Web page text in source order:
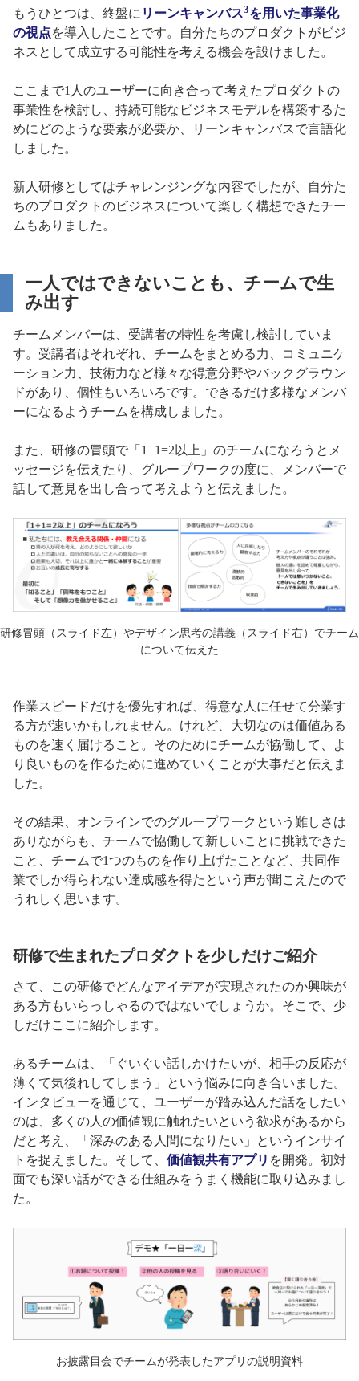
もうひとつは、終盤に リーンキャンバス3を用いた事業化
の視点を導入したことです。自分たちのプロダクトがビジ
ネスとして成立する可能性を考える機会を設けました。
ここまで1人のユーザーに向き合って考えたプロダクトの
事業性を検討し、持続可能なビジネスモデルを構築するた
めにどのような要素が必要か、リーンキャンバスで言語化
しました。
新人研修としてはチャレンジングな内容でしたが、自分た
ちのプロダクトのビジネスについて楽しく構想できたチー
ムもありました。
一人ではできないことも、チームで生
み出す
チームメンバーは、受講者の特性を考慮し検討していま
す。受講者はそれぞれ、チームをまとめる力、コミュニケ
ーション力、技術力など様々な得意分野やバックグラウン
ドがあり、個性もいろいろです。できるだけ多様なメンバ
ーになるようチームを構成しました。
また、研修の冒頭で「1+1=2以上」のチームになろうとメ
ッセージを伝えたり、グループワークの度に、メンバーで
話して意見を出し合って考えようと伝えました。
研修冒頭（スライド左）やデザイン思考の講義（スライド右）でチーム
について伝えた
作業スピードだけを優先すれば、得意な人に任せて分業す
る方が速いかもしれません。けれど、大切なのは価値ある
ものを速く届けること。そのためにチームが協働して、よ
り良いものを作るために進めていくことが大事だと伝えま
した。
その結果、オンラインでのグループワークという難しさは
ありながらも、チームで協働して新しいことに挑戦できた
こと、チームで1つのものを作り上げたことなど、共同作
業でしか得られない達成感を得たという声が聞こえたので
うれしく思います。
研修で生まれたプロダクトを少しだけご紹介
さて、この研修でどんなアイデアが実現されたのか興味が
ある方もいらっしゃるのではないでしょうか。そこで、少
しだけここに紹介します。
あるチームは、「ぐいぐい話しかけたいが、相手の反応が
薄くて気後れしてしまう」という悩みに向き合いました。
インタビューを通じて、ユーザーが踏み込んだ話をしたい
のは、多くの人の価値観に触れたいという欲求があるから
だと考え、「深みのある人間になりたい」というインサイ
トを捉えました。そして、 価値観共有アプリ を開発。初対
面でも深い話ができる仕組みをうまく機能に取り込みまし
た。
お披露目会でチームが発表したアプリの説明資料